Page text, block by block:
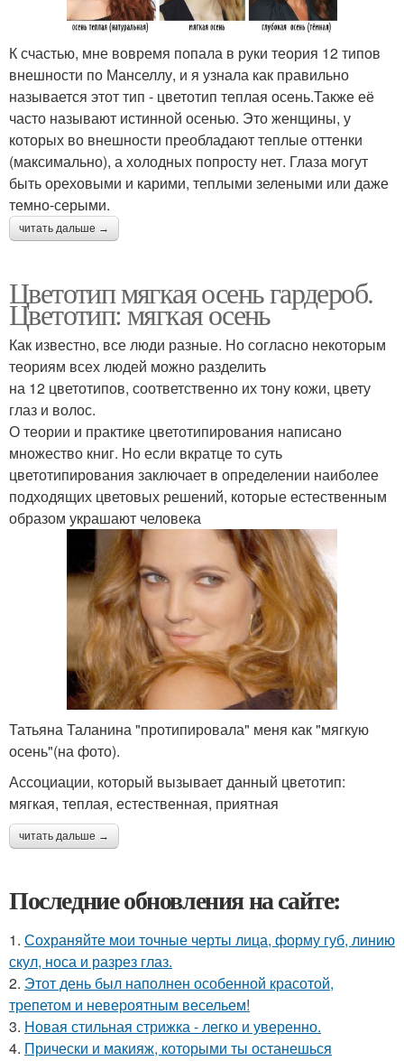
К счастью, мне вовремя попала в руки теория 12 типов
внешности по Манселлу, и я узнала как правильно
называется этот тип - цветотип теплая осень.Также её
часто называют истинной осенью. Это женщины, у
которых во внешности преобладают теплые оттенки
(максимально), а холодных попросту нет. Глаза могут
быть ореховыми и карими, теплыми зелеными или даже
темно-серыми.
читать дальше →
Цветотип мягкая осень гардероб.
Цветотип: мягкая осень
Как известно, все люди разные. Но согласно некоторым
теориям всех людей можно разделить
на 12 цветотипов, соответственно их тону кожи, цвету
глаз и волос.
О теории и практике цветотипирования написано
множество книг. Но если вкратце то суть
цветотипирования заключает в определении наиболее
подходящих цветовых решений, которые естественным
образом украшают человека
Татьяна Таланина "протипировала" меня как "мягкую
осень"(на фото).
Ассоциации, который вызывает данный цветотип:
мягкая, теплая, естественная, приятная
читать дальше →
Последние обновления на сайте:
1. Сохраняйте мои точные черты лица, форму губ, линию
скул, носа и разрез глаз.
2. Этот день был наполнен особенной красотой,
трепетом и невероятным весельем!
3. Новая стильная стрижка - легко и уверенно.
4. Прически и макияж, которыми ты останешься